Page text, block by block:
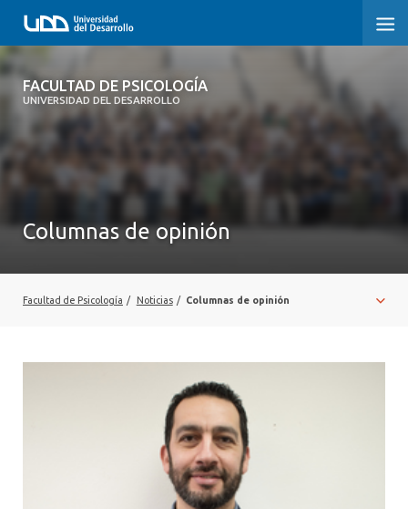
FACULTAD DE PSICOLOGÍA
UNIVERSIDAD DEL DESARROLLO
FACULTAD DE PSICOLOGÍA
SERVICIO DE PSICOLOGÍA INTEGRAL
Columnas de opinión
Facultad de Psicología / Noticias / Columnas de opinión